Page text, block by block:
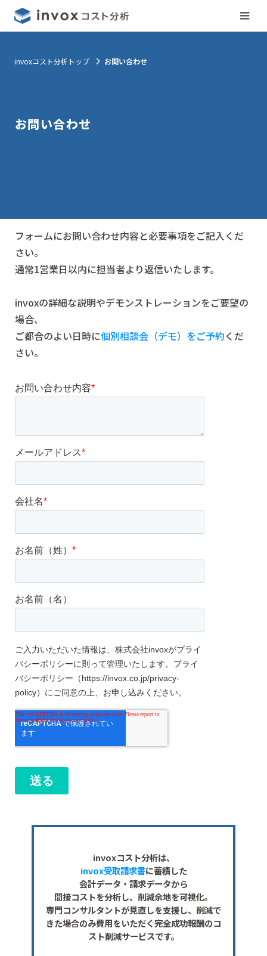
お問い合わせ
invoxコスト分析トップ お問い合わせ
フォームにお問い合わせ内容と必要事項をご記入くだ
さい。
通常1営業日以内に担当者より返信いたします。
invoxの詳細な説明やデモンストレーションをご要望の
場合、
ご都合のよい日時に個別相談会（デモ）をご予約くだ
さい。
invoxコスト分析は、
invox受取請求書に蓄積した
会計データ・請求データから
間接コストを分析し、削減余地を可視化。
専門コンサルタントが見直しを支援し、削減で
きた場合のみ費用をいただく完全成功報酬のコ
スト削減サービスです。